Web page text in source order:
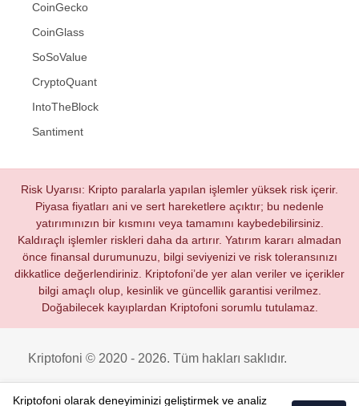
CoinGecko
CoinGlass
SoSoValue
CryptoQuant
IntoTheBlock
Santiment
Risk Uyarısı: Kripto paralarla yapılan işlemler yüksek risk içerir.
Piyasa fiyatları ani ve sert hareketlere açıktır; bu nedenle
yatırımınızın bir kısmını veya tamamını kaybedebilirsiniz.
Kaldıraçlı işlemler riskleri daha da artırır. Yatırım kararı almadan
önce finansal durumunuzu, bilgi seviyenizi ve risk toleransınızı
dikkatlice değerlendiriniz. Kriptofoni’de yer alan veriler ve içerikler
bilgi amaçlı olup, kesinlik ve güncellik garantisi verilmez.
Doğabilecek kayıplardan Kriptofoni sorumlu tutulamaz.
Kriptofoni © 2020 - 2026. Tüm hakları saklıdır.
Kriptofoni olarak deneyiminizi geliştirmek ve analiz